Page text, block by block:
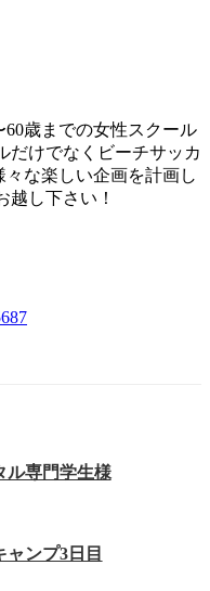
60歳までの女性スクール
だけでなくビーチサッカ
な楽しい企画を計画し
越し下さい！
ル専門学生様
ャンプ3日目